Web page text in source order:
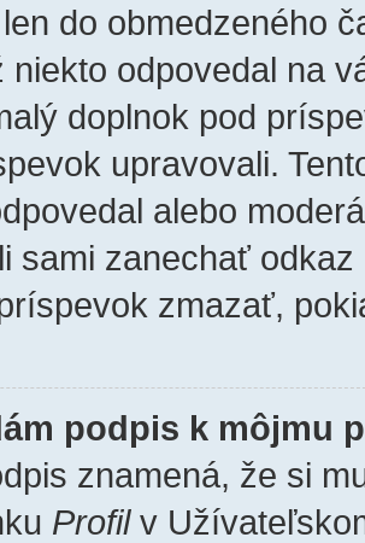
do obmedzeného
niekto odpovedal na
doplnok pod
upravovali.
alebo
sami zanechať
zmazať,
podpis k môjmu
znamená, že si
Profilv